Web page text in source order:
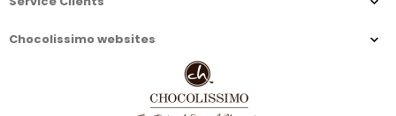
Chocolissimo websites